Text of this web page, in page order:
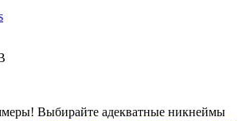
Выбирайте адекватные никнеймы